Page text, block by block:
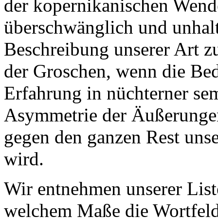
der kopernikanischen
überschwänglich und
Beschreibung unserer Art
der Groschen, wenn die
Erfahrung in nüchterner
Asymmetrie der
gegen den ganzen Rest
wird.
Wir entnehmen unserer
welchem Maße die